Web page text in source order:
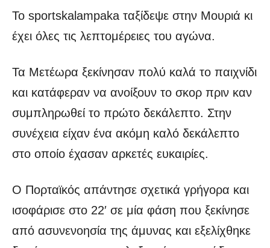
Το sportskalampaka ταξίδεψε στην Μουριά κι
έχει όλες τις λεπτομέρειες του αγώνα.
Τα Μετέωρα ξεκίνησαν πολύ καλά το παιχνίδι
και κατάφεραν να ανοίξουν το σκορ πριν καν
συμπληρωθεί το πρώτο δεκάλεπτο. Στην
συνέχεια είχαν ένα ακόμη καλό δεκάλεπτο
στο οποίο έχασαν αρκετές ευκαιρίες.
Ο Πορταϊκός απάντησε σχετικά γρήγορα και
ισοφάρισε στο 22′ σε μία φάση που ξεκίνησε
από ασυνενοησία της άμυνας και εξελίχθηκε